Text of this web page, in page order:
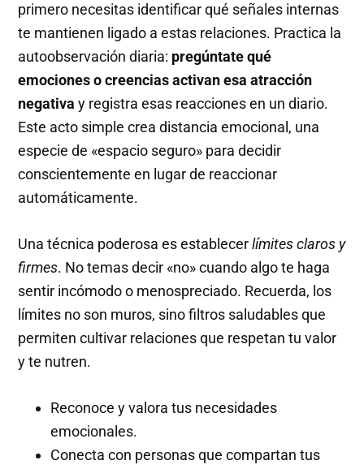
primero necesitas identificar qué señales internas
te mantienen ligado a estas relaciones. Practica la
autoobservación diaria: pregúntate qué
emociones o creencias activan esa atracción
negativa y registra esas reacciones en un diario.
Este acto simple crea distancia emocional, una
especie de «espacio seguro» para decidir
conscientemente en lugar de reaccionar
automáticamente.
Una técnica poderosa es establecerlímites claros y
firmes. No temas decir «no» cuando algo te haga
sentir incómodo o menospreciado. Recuerda, los
límites no son muros, sino filtros saludables que
permiten cultivar relaciones que respetan tu valor
y te nutren.
Reconoce y valora tus necesidades
emocionales.
Conecta con personas que compartan tus